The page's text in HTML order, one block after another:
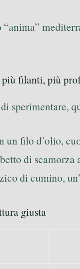
filanti, più
sperimentare,
un filo d’olio,
di scamorza
di cumino,
giusta